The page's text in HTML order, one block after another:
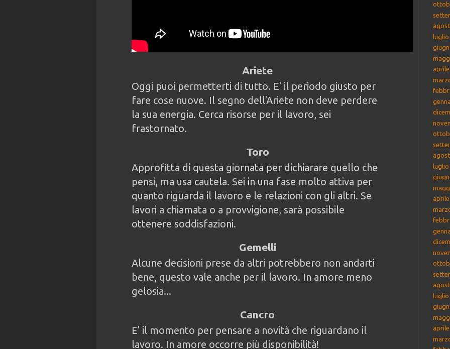
Ariete
Oggi puoi permetterti di tutto. E' il periodo giusto per
fare cose nuove. Il segno dell'Ariete non deve perdere
la sua energia. Cerca risorse per il lavoro, sei
frastornato.
Toro
Approfitta di questa giornata per dichiarare quello che
pensi, ma usa cautela. Sei in una fase molto attiva per
quanto riguarda il lavoro e le relazioni con gli altri. Se
lavori a chiamata o a provvigione, sarà possibile
ottenere soddisfazioni.
Gemelli
Alcune decisioni prese da altri potrebbero non andarti
bene, questo vale anche per il lavoro. In amore meno
gelosia...
Cancro
E' il momento per pensare a novità che riguardano il
lavoro. In amore occorre più disponibilità!
luglio
luglio
luglio